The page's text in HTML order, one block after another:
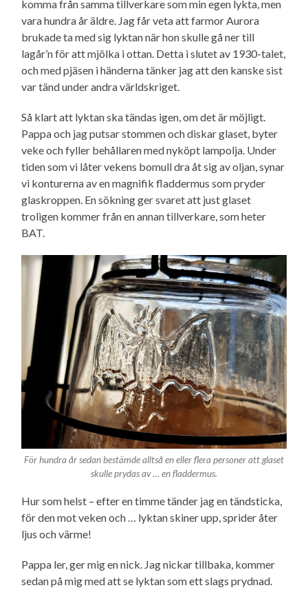
komma från samma tillverkare som min egen lykta, men
vara hundra år äldre. Jag får veta att farmor Aurora
brukade ta med sig lyktan när hon skulle gå ner till
lagår’n för att mjölka i ottan. Detta i slutet av 1930-talet,
och med pjäsen i händerna tänker jag att den kanske sist
var tänd under andra världskriget.
Så klart att lyktan ska tändas igen, om det är möjligt.
Pappa och jag putsar stommen och diskar glaset, byter
veke och fyller behållaren med nyköpt lampolja. Under
tiden som vi låter vekens bomull dra åt sig av oljan, synar
vi konturerna av en magnifik fladdermus som pryder
glaskroppen. En sökning ger svaret att just glaset
troligen kommer från en annan tillverkare, som heter
BAT.
För hundra år sedan bestämde alltså en eller flera personer att glaset
skulle prydas av … en fladdermus.
Hur som helst – efter en timme tänder jag en tändsticka,
för den mot veken och … lyktan skiner upp, sprider åter
ljus och värme!
Pappa ler, ger mig en nick. Jag nickar tillbaka, kommer
sedan på mig med att se lyktan som ett slags prydnad.